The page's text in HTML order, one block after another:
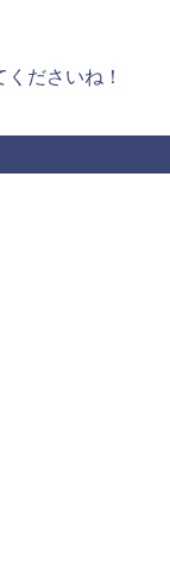
ださいね！